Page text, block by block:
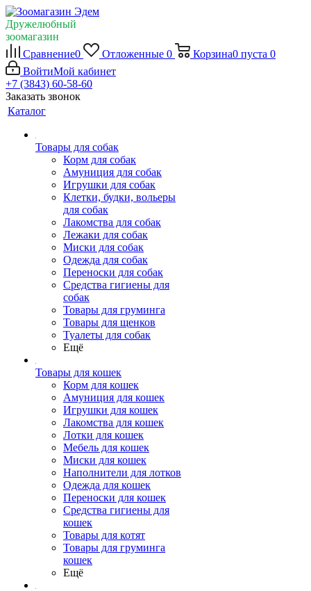
Дружелюбный
зоомагазин
Сравнение0 Отложенные 0 Корзина0 пуста 0
ВойтиМой кабинет
+7 (3843) 60-58-60
Заказать звонок
Каталог
Товары для собак
Корм для собак
Амуниция для собак
Игрушки для собак
Клетки, будки, вольеры
для собак
Лакомства для собак
Лежаки для собак
Миски для собак
Одежда для собак
Переноски для собак
Средства гигиены для
собак
Товары для груминга
Товары для щенков
Туалеты для собак
Ещё
Товары для кошек
Корм для кошек
Амуниция для кошек
Игрушки для кошек
Лакомства для кошек
Лотки для кошек
Мебель для кошек
Миски для кошек
Наполнители для лотков
Одежда для кошек
Переноски для кошек
Средства гигиены для
кошек
Товары для котят
Товары для груминга
кошек
Ещё